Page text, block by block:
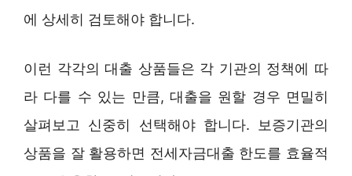
에 상세히 검토해야 합니다.
이런 각각의 대출 상품들은 각 기관의 정책에 따
라 다를 수 있는 만큼, 대출을 원할 경우 면밀히
살펴보고 신중히 선택해야 합니다. 보증기관의
상품을 잘 활용하면 전세자금대출 한도를 효율적